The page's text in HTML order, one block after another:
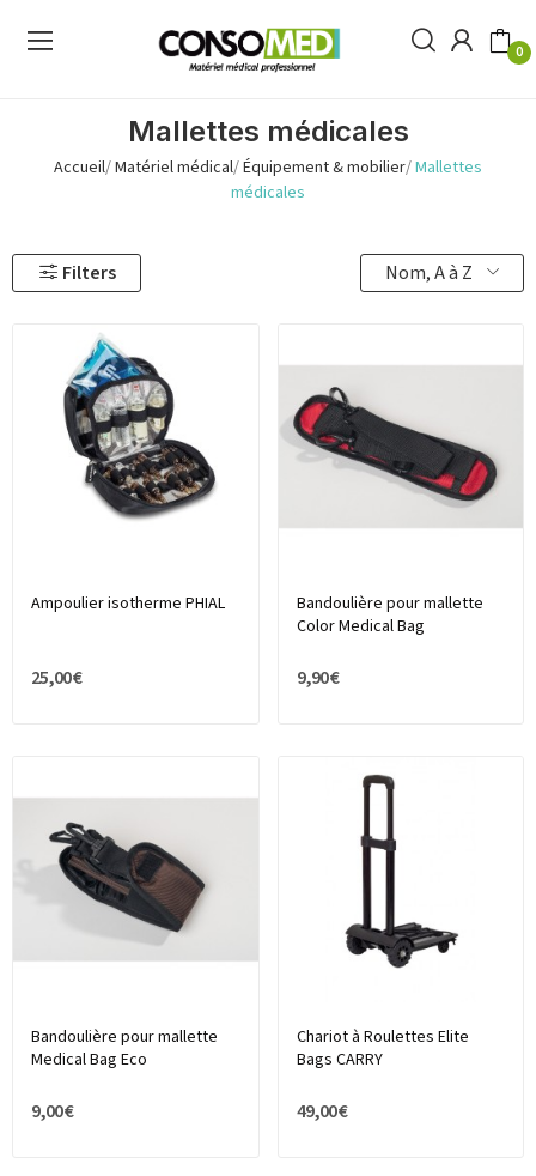
0
Mallettes médicales
Accueil Matériel médical Équipement & mobilier Mallettes
médicales
Filters Nom, A à Z
Ampoulier isotherme PHIAL
25,00 €
Bandoulière pour mallette
Color Medical Bag
9,90 €
Bandoulière pour mallette
Medical Bag Eco
9,00 €
Chariot à Roulettes Elite
Bags CARRY
49,00 €